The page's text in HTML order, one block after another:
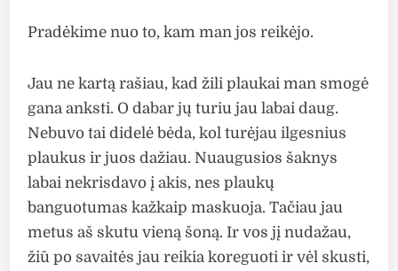
Pradėkime nuo to, kam man jos reikėjo.
Jau ne kartą rašiau, kad žili plaukai man smogė
gana anksti. O dabar jų turiu jau labai daug.
Nebuvo tai didelė bėda, kol turėjau ilgesnius
plaukus ir juos dažiau. Nuaugusios šaknys
labai nekrisdavo į akis, nes plaukų
banguotumas kažkaip maskuoja. Tačiau jau
metus aš skutu vieną šoną. Ir vos jį nudažau,
žiū po savaitės jau reikia koreguoti ir vėl skusti,